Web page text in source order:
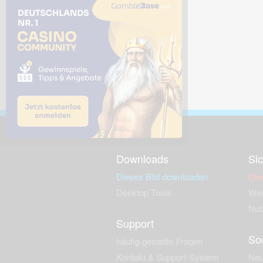
Downloads
Dieses Bild downloaden
Support